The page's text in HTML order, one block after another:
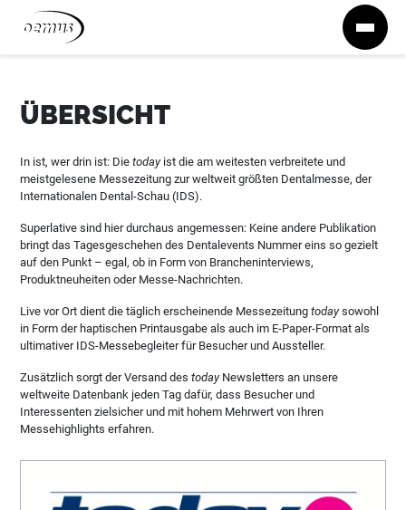
Zum Inhalt springen
ÜBERSICHT
In ist, wer drin ist: Dietodayist die am weitesten verbreitete und
meistgelesene Messezeitung zur weltweit größten Dentalmesse, der
Internationalen Dental-Schau (IDS).
Superlative sind hier durchaus angemessen: Keine andere Publikation
bringt das Tagesgeschehen des Dentalevents Nummer eins so gezielt
auf den Punkt – egal, ob in Form von Brancheninterviews,
Produktneuheiten oder Messe-Nachrichten.
Live vor Ort dient die täglich erscheinende Messezeitung todaysowohl
in Form der haptischen Printausgabe als auch im E-Paper-Format als
ultimativer IDS-Messebegleiter für Besucher und Aussteller.
Zusätzlich sorgt der Versand destodayNewsletters an unsere
weltweite Datenbank jeden Tag dafür, dass Besucher und
Interessenten zielsicher und mit hohem Mehrwert von Ihren
Messehighlights erfahren.